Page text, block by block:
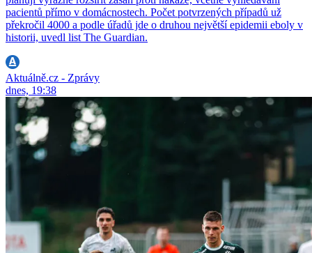
pacientů přímo v domácnostech. Počet potvrzených případů už
překročil 4000 a podle úřadů jde o druhou největší epidemii eboly v
historii, uvedl list The Guardian.
Aktuálně.cz - Zprávy
dnes, 19:38